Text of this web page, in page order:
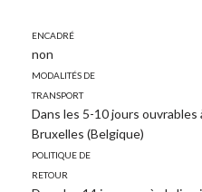
Encadré
non
Modalités de
transport
Dans les 5-10 jours ouvrables
Bruxelles (Belgique)
Politique de
retour